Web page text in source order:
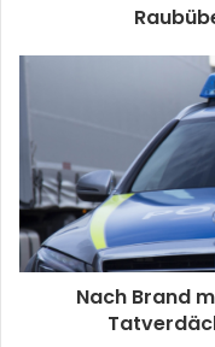
Nach Brand